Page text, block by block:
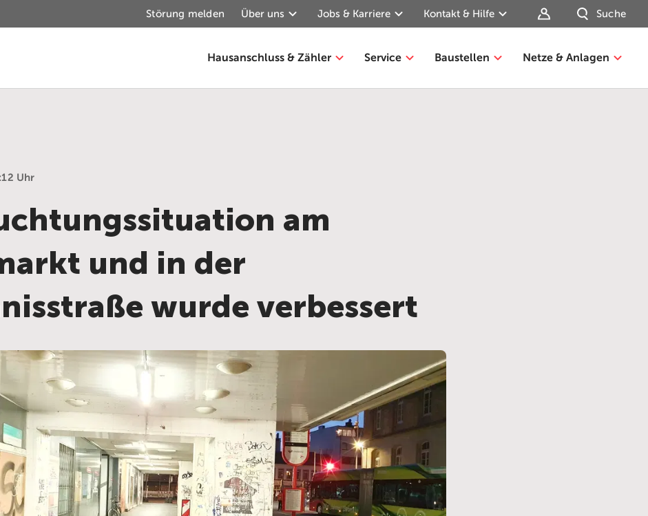
Störung melden Über uns Jobs & Karriere Kontakt & Hilfe Suche
Hausanschluss & Zähler Service Baustellen Netze & Anlagen
Uhr
am
und in der
wurde verbessert